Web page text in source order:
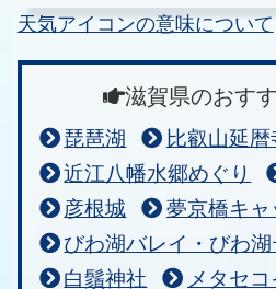
天気アイコンの意味について
滋賀県のおす
琵琶湖
比叡山延暦
近江八幡水郷めぐり
彦根城
夢京橋キャ
びわ湖バレイ・びわ湖
白鬚神社
メタセ